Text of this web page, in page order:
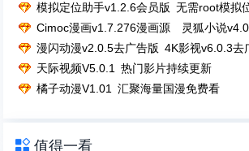
模拟定位助手v1.2.6会员版 无需root模拟
Cimoc漫画v1.7.276漫画源 灵狐小说
漫闪动漫v2.0.5去广告版 4K影视v6.0.3去
天际视频V5.0.1 热门影片持续更新
橘子动漫V1.01 汇聚海量国漫免费看
 值得一看